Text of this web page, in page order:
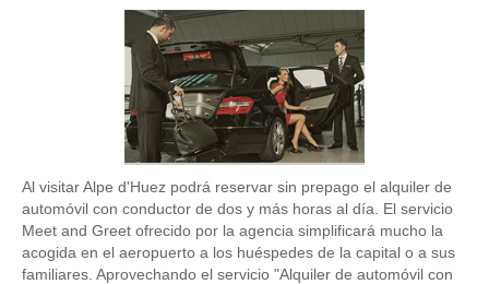
Al visitar Alpe d'Huez podrá reservar sin prepago el alquiler de
automóvil con conductor de dos y más horas al día. El servicio
Meet and Greet ofrecido por la agencia simplificará mucho la
acogida en el aeropuerto a los huéspedes de la capital o a sus
familiares. Aprovechando el servicio "Alquiler de automóvil con